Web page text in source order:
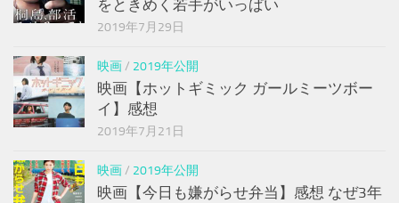
をときめく若手がいっぱい
2019年7月29日
映画/ 2019年公開
映画【ホットギミック ガールミーツボー
イ】感想
2019年7月21日
映画/ 2019年公開
映画【今日も嫌がらせ弁当】感想 なぜ3年